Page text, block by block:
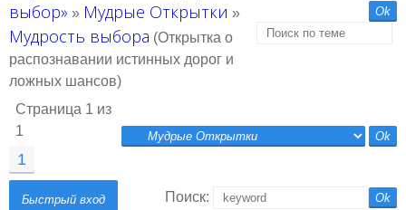
выбор» » Мудрые Открытки »
Мудрость выбора (Открытка о
распознавании истинных дорог и
ложных шансов)
Страница 1 из
1
1
Поиск: